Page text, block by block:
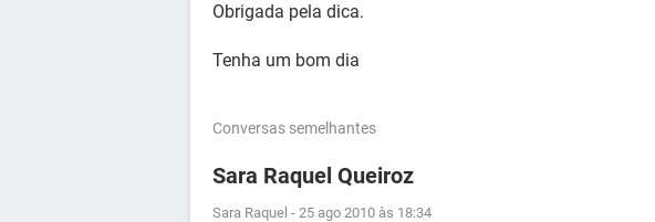
Obrigada pela dica.
Tenha um bom dia
Conversas semelhantes
Sara Raquel Queiroz
Sara Raquel - 25 ago 2010 às 18:34